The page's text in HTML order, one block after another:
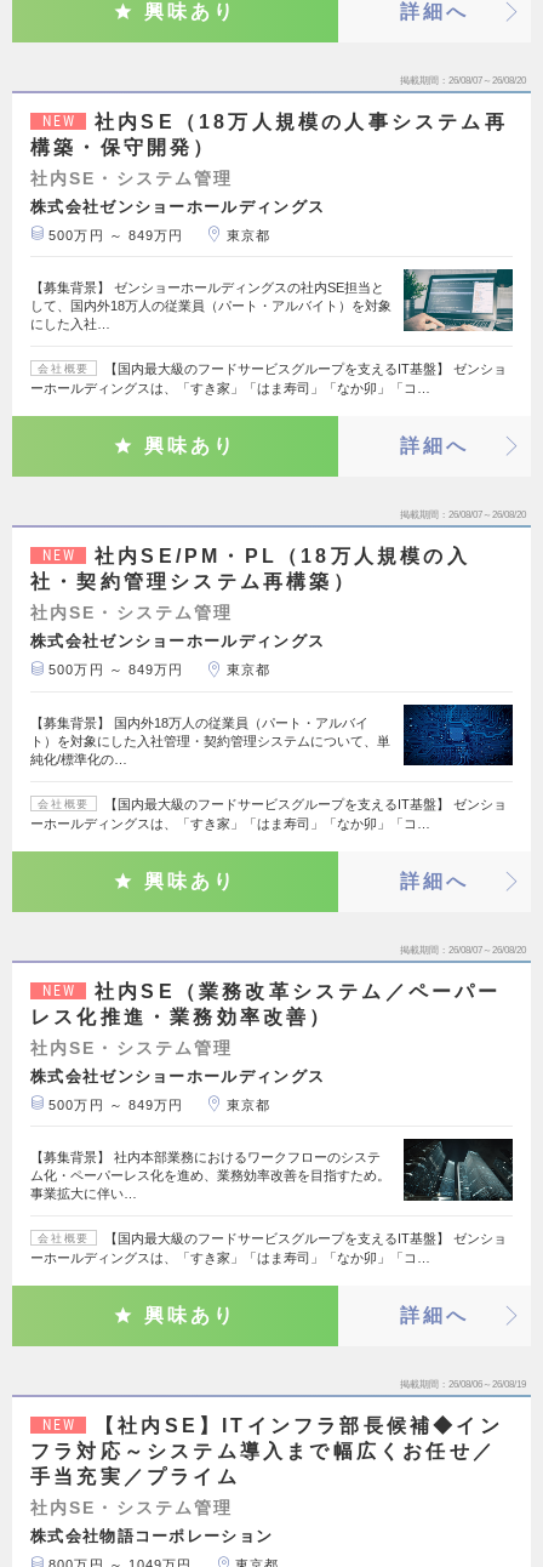
興味あり 詳細へ
掲載期間 26/08/07～26/08/20
NEW
社内SE（18万人規模の人事システム再
構築・保守開発）
社内SE・システム管理
株式会社ゼンショーホールディングス
500万円 ～ 849万円 東京都
【募集背景】 ゼンショーホールディングスの社内SE担当と
して、国内外18万人の従業員（パート・アルバイト）を対象
にした入社…
会社概要
【国内最大級のフードサービスグループを支えるIT基盤】 ゼンショ
ーホールディングスは、「すき家」「はま寿司」「なか卯」「コ…
興味あり 詳細へ
掲載期間 26/08/07～26/08/20
NEW
社内SE/PM・PL（18万人規模の入
社・契約管理システム再構築）
社内SE・システム管理
株式会社ゼンショーホールディングス
500万円 ～ 849万円 東京都
【募集背景】 国内外18万人の従業員（パート・アルバイ
ト）を対象にした入社管理・契約管理システムについて、単
純化/標準化の…
会社概要
【国内最大級のフードサービスグループを支えるIT基盤】 ゼンショ
ーホールディングスは、「すき家」「はま寿司」「なか卯」「コ…
興味あり 詳細へ
掲載期間 26/08/07～26/08/20
NEW
社内SE（業務改革システム／ペーパー
レス化推進・業務効率改善）
社内SE・システム管理
株式会社ゼンショーホールディングス
500万円 ～ 849万円 東京都
【募集背景】 社内本部業務におけるワークフローのシステ
ム化・ペーパーレス化を進め、業務効率改善を目指すため。
事業拡大に伴い…
会社概要
【国内最大級のフードサービスグループを支えるIT基盤】 ゼンショ
ーホールディングスは、「すき家」「はま寿司」「なか卯」「コ…
興味あり 詳細へ
掲載期間 26/08/06～26/08/19
NEW
【社内SE】ITインフラ部長候補◆イン
フラ対応～システム導入まで幅広くお任せ／
手当充実／プライム
社内SE・システム管理
株式会社物語コーポレーション